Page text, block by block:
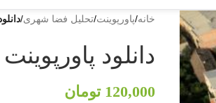
خانه/پاورپوینت/تحلیل فضا شهری/
دانلود
120,000 تومان